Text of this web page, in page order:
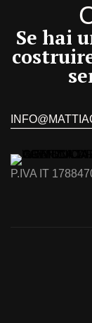
Se hai
P.IVA IT